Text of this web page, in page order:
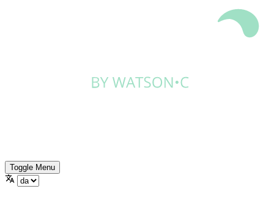
Toggle Menu